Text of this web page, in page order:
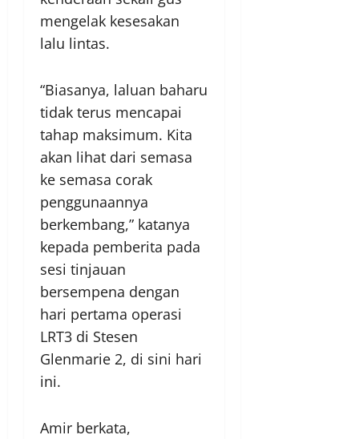
mengelak kesesakan
lalu lintas.
“Biasanya, laluan baharu
tidak terus mencapai
tahap maksimum. Kita
akan lihat dari semasa
ke semasa corak
penggunaannya
berkembang,” katanya
kepada pemberita pada
sesi tinjauan
bersempena dengan
hari pertama operasi
LRT3 di Stesen
Glenmarie 2, di sini hari
ini.
Amir berkata,